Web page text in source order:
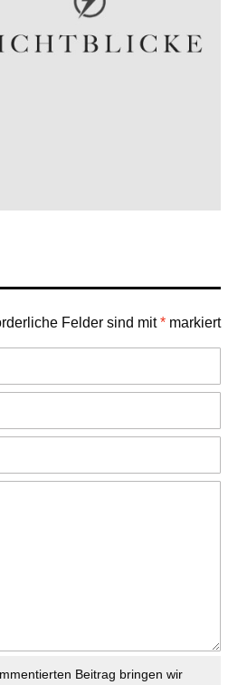
Felder sind mit* markiert
Beitrag bringen wir